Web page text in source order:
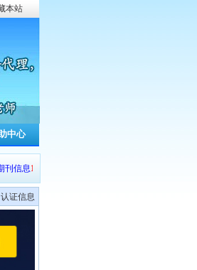
本站
中心
息107条，本周累计更新
认证信息